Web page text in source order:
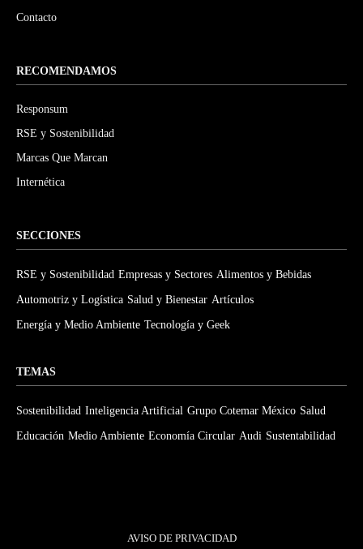
Contacto
RECOMENDAMOS
Responsum
RSE y Sostenibilidad
Marcas Que Marcan
Internética
SECCIONES
RSE y Sostenibilidad Empresas y Sectores Alimentos y Bebidas
Automotriz y Logística Salud y Bienestar Artículos
Energía y Medio Ambiente Tecnología y Geek
TEMAS
Sostenibilidad Inteligencia Artificial Grupo Cotemar México Salud
Educación Medio Ambiente Economía Circular Audi Sustentabilidad
AVISO DE PRIVACIDAD